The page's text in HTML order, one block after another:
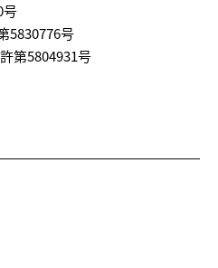
5830776号
第5804931号